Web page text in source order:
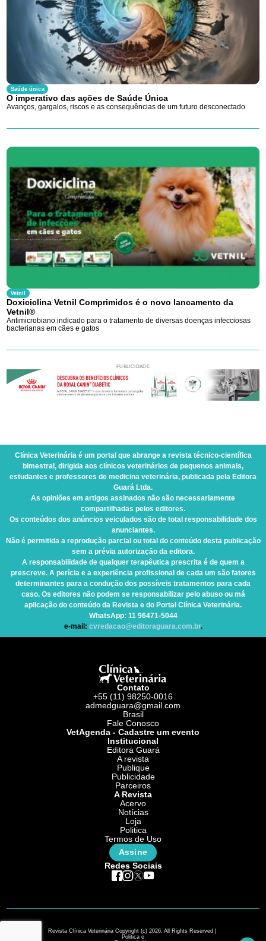
Saúde única
O imperativo das ações de Saúde Única
Avanços, gargalos, riscos e as consequências de um futuro desconectado
Vetnil
Doxiciclina Vetnil Comprimidos é o novo lancamento da
Vetnil®
Antimicrobiano indicado para o tratamento de diversas doenças infecciosas
bacterianas em cães e gatos
PUBLICIDADE
Clínica Veterinária é um portal que abrange a revista técnico-científica
bimestral, dirigida aos clínicos veterinários de pequenos animais,
estudantes e professores de medicina veterinária, publicada pela Editora
Guará Ltda.
As opiniões em artigos assinados não são necessariamente
compartilhadas pelos editores.
Os conteúdos dos anúncios veiculados são de total responsabilidade dos
anunciantes.
Não é permitida a reprodução parcial ou total do conteúdo desta publicação
sem a prévia autorização da editora.
A responsabilidade de qualquer terapêutica prescrita é de quem a
prescreve. A perícia e a experiência profissional de cada um são fatores
determinantes para a condução dos possíveis tratamentos para cada
caso. Os editores não podem se responsabilizar pelo abuso ou má
aplicação do conteúdo da Revista e do Portal Clínica Veterinária.
WhatsApp: 11 96471-5044
e-mail: cvredacao@editoraguara.com.br.
Contato
+55 (11) 98250-0016
admedguara@gmail.com
Brasil
Fale Conosco
VetAgenda - Cadastre um evento
Institucional
Editora Guará
A revista
Publique
Publicidade
Parceiros
A Revista
Acervo
Notícias
Loja
Politica
Termos de Uso
Assine
Redes Sociais
Revista Clínica Veterinária Copyright (c) 2026. All Rights Reserved |
Politica e